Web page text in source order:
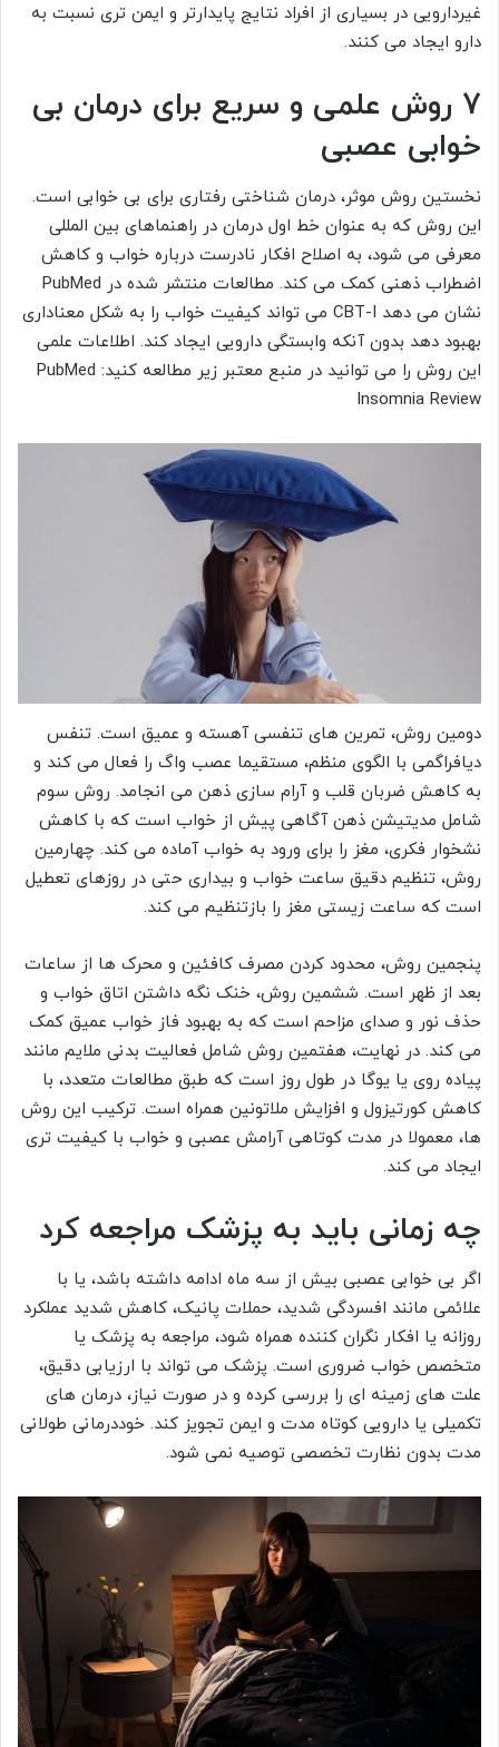
غیردارویی در بسیاری از افراد نتایج پایدارتر و ایمن تری نسبت به
دارو ایجاد می کنند.
7 روش علمی و سریع برای درمان بی
خوابی عصبی
نخستین روش موثر، درمان شناختی رفتاری برای بی خوابی است.
این روش که به عنوان خط اول درمان در راهنماهای بین المللی
معرفی می شود، به اصلاح افکار نادرست درباره خواب و کاهش
اضطراب ذهنی کمک می کند. مطالعات منتشر شده در PubMed
نشان می دهد CBT-I می تواند کیفیت خواب را به شکل معناداری
بهبود دهد بدون آنکه وابستگی دارویی ایجاد کند. اطلاعات علمی
این روش را می توانید در منبع معتبر زیر مطالعه کنید: PubMed
Insomnia Review
دومین روش، تمرین های تنفسی آهسته و عمیق است. تنفس
دیافراگمی با الگوی منظم، مستقیما عصب واگ را فعال می کند و
به کاهش ضربان قلب و آرام سازی ذهن می انجامد. روش سوم
شامل مدیتیشن ذهن آگاهی پیش از خواب است که با کاهش
نشخوار فکری، مغز را برای ورود به خواب آماده می کند. چهارمین
روش، تنظیم دقیق ساعت خواب و بیداری حتی در روزهای تعطیل
است که ساعت زیستی مغز را بازتنظیم می کند.
پنجمین روش، محدود کردن مصرف کافئین و محرک ها از ساعات
بعد از ظهر است. ششمین روش، خنک نگه داشتن اتاق خواب و
حذف نور و صدای مزاحم است که به بهبود فاز خواب عمیق کمک
می کند. در نهایت، هفتمین روش شامل فعالیت بدنی ملایم مانند
پیاده روی یا یوگا در طول روز است که طبق مطالعات متعدد، با
کاهش کورتیزول و افزایش ملاتونین همراه است. ترکیب این روش
ها، معمولا در مدت کوتاهی آرامش عصبی و خواب با کیفیت تری
ایجاد می کند.
چه زمانی باید به پزشک مراجعه کرد
اگر بی خوابی عصبی بیش از سه ماه ادامه داشته باشد، یا با
علائمی مانند افسردگی شدید، حملات پانیک، کاهش شدید عملکرد
روزانه یا افکار نگران کننده همراه شود، مراجعه به پزشک یا
متخصص خواب ضروری است. پزشک می تواند با ارزیابی دقیق،
علت های زمینه ای را بررسی کرده و در صورت نیاز، درمان های
تکمیلی یا دارویی کوتاه مدت و ایمن تجویز کند. خوددرمانی طولانی
مدت بدون نظارت تخصصی توصیه نمی شود.